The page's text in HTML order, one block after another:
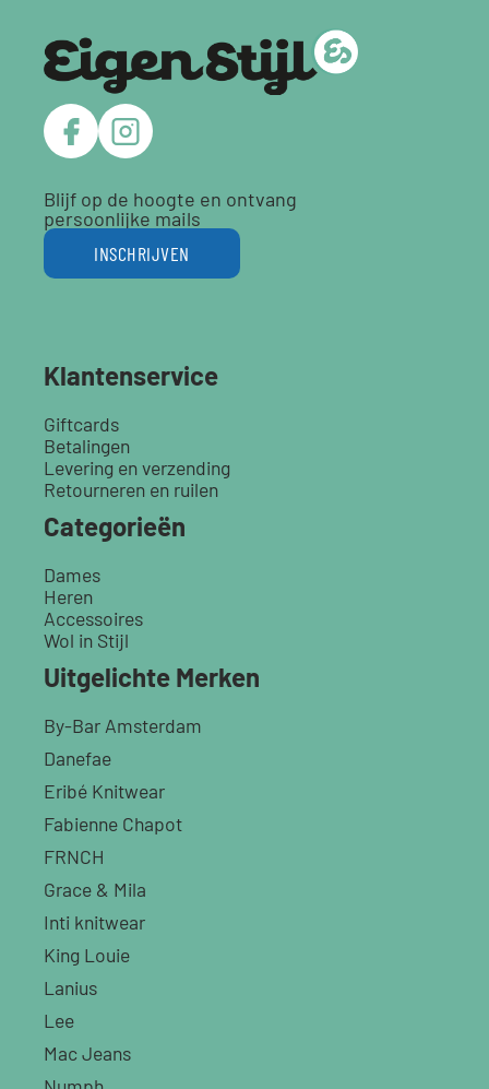
Blijf op de hoogte en ontvang
persoonlijke mails
INSCHRIJVEN
Klantenservice
Giftcards
Betalingen
Levering en verzending
Retourneren en ruilen
Categorieën
Dames
Heren
Accessoires
Wol in Stijl
Uitgelichte Merken
By-Bar Amsterdam
Danefae
Eribé Knitwear
Fabienne Chapot
FRNCH
Grace & Mila
Inti knitwear
King Louie
Lanius
Lee
Mac Jeans